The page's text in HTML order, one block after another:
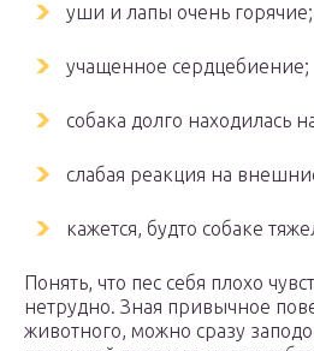
уши и лапы очень горячие;
учащенное сердцебиение;
собака долго находилась
слабая реакция на
кажется, будто собаке
Понять, что пес себя плохо
нетрудно. Зная привычное
животного, можно сразу